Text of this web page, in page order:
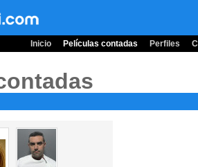
Inicio Películas contadas Perfiles